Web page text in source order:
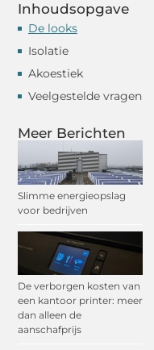
Inhoudsopgave
De looks
Isolatie
Akoestiek
Veelgestelde vragen
Meer Berichten
Slimme energieopslag
voor bedrijven
De verborgen kosten van
een kantoor printer: meer
dan alleen de
aanschafprijs